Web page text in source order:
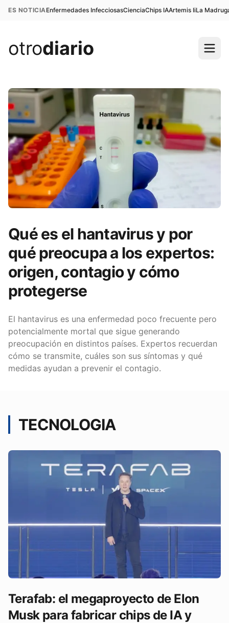
ES NOTICIAEnfermedades InfecciosasCienciaChips IAArtemis IiLa
otrodiario
Qué es el hantavirus y por
qué preocupa a los expertos:
origen, contagio y cómo
protegerse
El hantavirus es una enfermedad poco frecuente pero
potencialmente mortal que sigue generando
preocupación en distintos países. Expertos recuerdan
cómo se transmite, cuáles son sus síntomas y qué
medidas ayudan a prevenir el contagio.
TECNOLOGIA
Terafab: el megaproyecto de Elon
Musk para fabricar chips de IA y